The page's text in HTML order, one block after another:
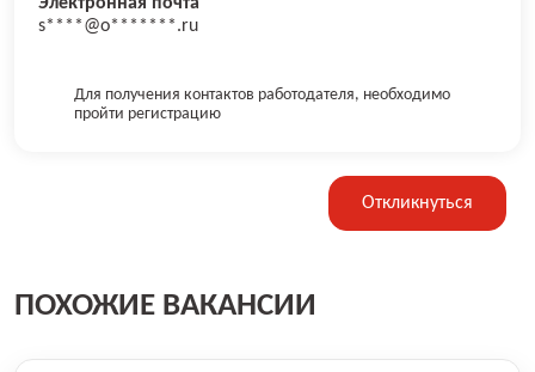
s****@o*******.ru
Для получения контактов работодателя, необходимо
пройти регистрацию
Откликнуться
ПОХОЖИЕ ВАКАНСИИ